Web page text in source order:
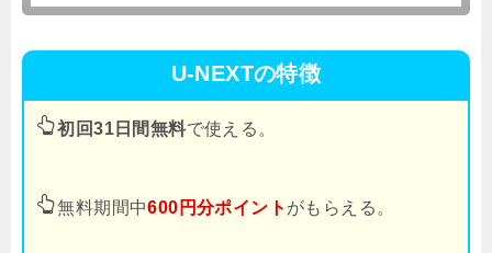
U-NEXTの特徴
初回31日間無料で使える。
無料期間中600円分ポイント がもらえる。